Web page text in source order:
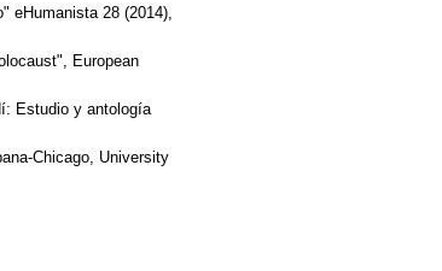
eHumanista 28 (2014),
European
Estudio y antología
Chicago, University